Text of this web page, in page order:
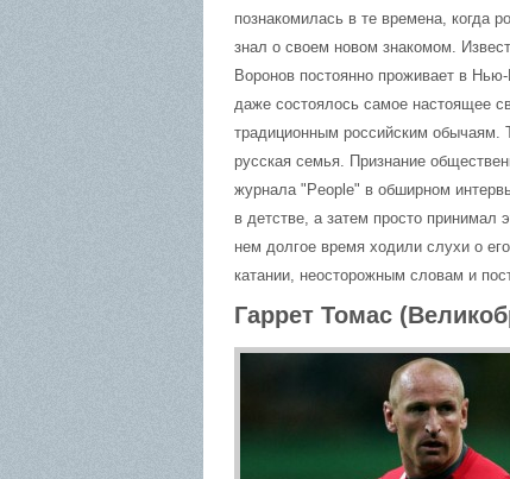
познакомилась в те времена, когда
знал о своем новом знакомом.
Воронов постоянно проживает в
даже состоялось самое настоящее
традиционным российским обычаям.
русская семья. Признание
журнала "People" в обширном
в детстве, а затем просто принимал
нем долгое время ходили слухи о
катании, неосторожным словам и
Гаррет Томас